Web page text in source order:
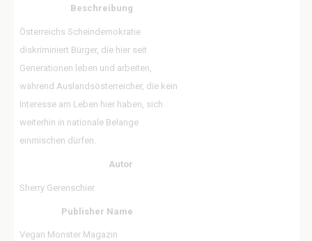
Beschreibung
Österreichs Scheindemokratie
diskriminiert Bürger, die hier seit
Generationen leben und arbeiten,
während Auslandsösterreicher, die kein
Interesse am Leben hier haben, sich
weiterhin in nationale Belange
einmischen dürfen.
Autor
Sherry Gerenschier
Publisher Name
Vegan Monster Magazin